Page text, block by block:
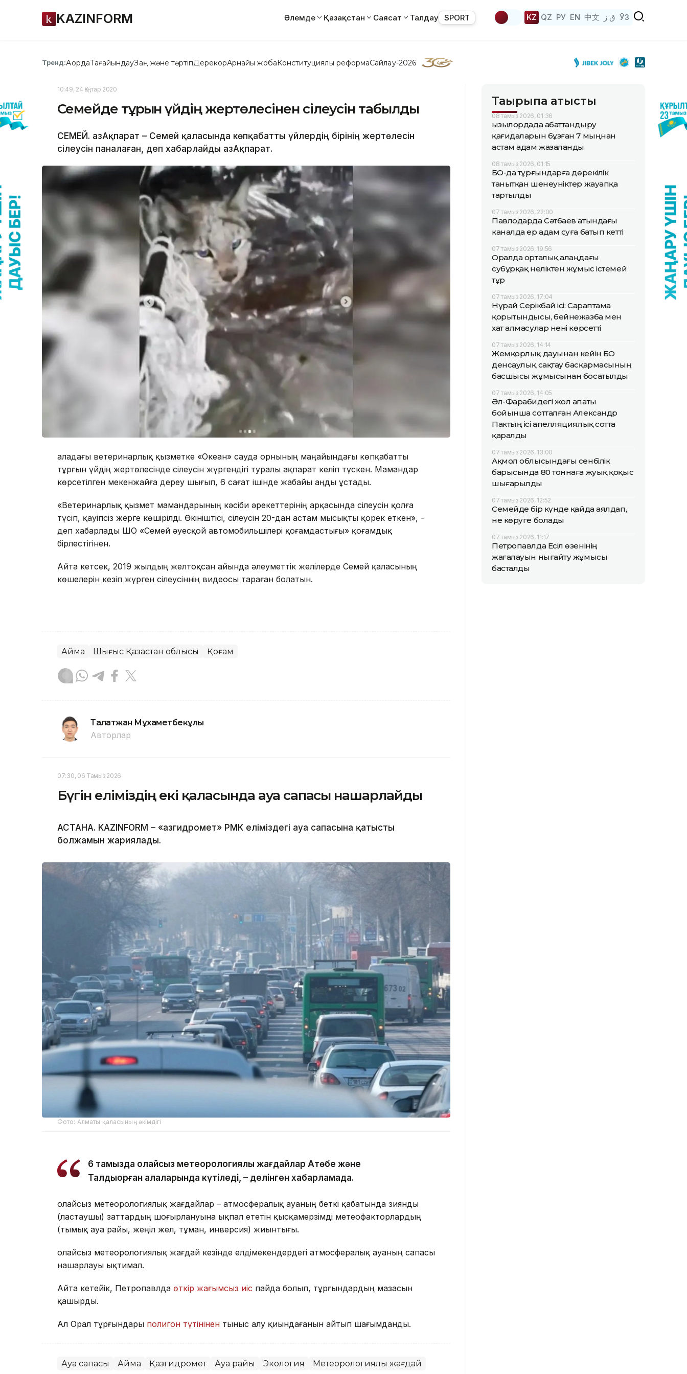
KAZINFORM Әлемде Қазақстан Саясат Талдау SPORT KZ QZ РУ EN 中文 ق ز ЎЗ
Тренд:АқордаТағайындауЗаң және тәртіпДерекқорАрнайы жобаКонституциялық реформаСайлау-2026
10:49, 24 Қаңтар 2020
Семейде тұрғын үйдің жертөлесінен сілеусін табылды
СЕМЕЙ. ҚазАқпарат – Семей қаласында көпқабатты үйлердің бірінің жертөлесін
сілеусін паналаған, деп хабарлайды ҚазАқпарат.
Қаладағы ветеринарлық қызметке «Океан» сауда орнының маңайындағы көпқабатты
тұрғын үйдің жертөлесінде сілеусін жүргендігі туралы ақпарат келіп түскен. Мамандар
көрсетілген мекенжайға дереу шығып, 6 сағат ішінде жабайы аңды ұстады.
«Ветеринарлық қызмет мамандарының кәсіби әрекеттерінің арқасында сілеусін қолға
түсіп, қауіпсіз жерге көшірілді. Өкініштісі, сілеусін 20-дан астам мысықты қорек еткен», -
деп хабарлады ШҚО «Семей әуесқой автомобильшілері қоғамдастығы» қоғамдық
бірлестігінен.
Айта кетсек, 2019 жылдың желтоқсан айында әлеуметтік желілерде Семей қаласының
көшелерін кезіп жүрген сілеусіннің видеосы тараған болатын.
Аймақ Шығыс Қазақстан облысы Қоғам
Талғатжан Мұхаметбекұлы
Авторлар
07:30, 06 Тамыз 2026
Бүгін еліміздің екі қаласында ауа сапасы нашарлайды
АСТАНА. KAZINFORM – «Қазгидромет» РМК еліміздегі ауа сапасына қатысты
болжамын жариялады.
Фото: Алматы қаласының әкімдігі
6 тамызда қолайсыз метеорологиялық жағдайлар Ақтөбе және
Талдықорған қалаларында күтіледі, – делінген хабарламада.
Қолайсыз метеорологиялық жағдайлар – атмосфералық ауаның беткі қабатында зиянды
(ластаушы) заттардың шоғырлануына ықпал ететін қысқамерзімді метеофакторлардың
(тымық ауа райы, жеңіл жел, тұман, инверсия) жиынтығы.
Қолайсыз метеорологиялық жағдай кезінде елдімекендердегі атмосфералық ауаның сапасы
нашарлауы ықтимал.
Айта кетейік, Петропавлда өткір жағымсыз иіс пайда болып, тұрғындардың мазасын
қашырды.
Ал Орал тұрғындары полигон түтінінен тыныс алу қиындағанын айтып шағымданды.
Ауа сапасы Аймақ Қазгидромет Ауа райы Экология Метеорологиялық жағдай
Тақырыпқа қатысты
08 тамыз 2026, 01:36
Қызылордада абаттандыру
қағидаларын бұзған 7 мыңнан
астам адам жазаланды
08 тамыз 2026, 01:15
БҚО-да тұрғындарға дөрекілік
танытқан шенеуніктер жауапқа
тартылды
07 тамыз 2026, 22:00
Павлодарда Сәтбаев атындағы
каналда ер адам суға батып кетті
07 тамыз 2026, 19:56
Оралда орталық алаңдағы
субұрқақ неліктен жұмыс істемей
тұр
07 тамыз 2026, 17:04
Нұрай Серікбай ісі: Сараптама
қорытындысы, бейнежазба мен
хат алмасулар нені көрсетті
07 тамыз 2026, 14:14
Жемқорлық дауынан кейін БҚО
денсаулық сақтау басқармасының
басшысы жұмысынан босатылды
07 тамыз 2026, 14:05
Әл-Фарабидегі жол апаты
бойынша сотталған Александр
Пактың ісі апелляциялық сотта
қаралды
07 тамыз 2026, 13:00
Ақмол облысындағы сенбілік
барысында 80 тоннаға жуық қоқыс
шығарылды
07 тамыз 2026, 12:52
Семейде бір күнде қайда аялдап,
не көруге болады
07 тамыз 2026, 11:17
Петропавлда Есіл өзенінің
жағалауын нығайту жұмысы
басталды